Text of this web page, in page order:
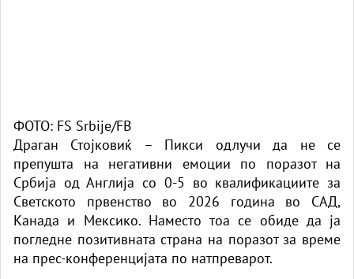
ФОТО: FS Srbije/FB
Драган Стојковиќ – Пикси одлучи да не се
препушта на негативни емоции по поразот на
Србија од Англија со 0-5 во квалификациите за
Светското првенство во 2026 година во САД,
Канада и Мексико. Наместо тоа се обиде да ја
погледне позитивната страна на поразот за време
на прес-конференцијата по натпреварот.